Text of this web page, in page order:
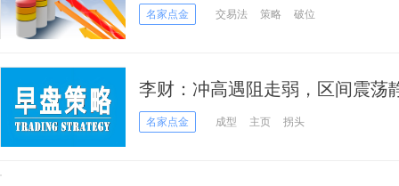
名家点金 交易法 策略 破位
李财：冲高遇阻走弱，区间震荡
名家点金 成型 主页 拐头